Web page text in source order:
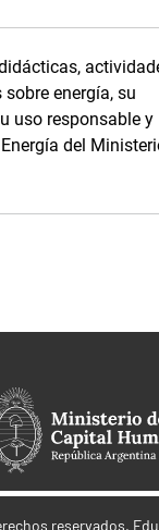
energía, su
uso responsable y
del
reservados.